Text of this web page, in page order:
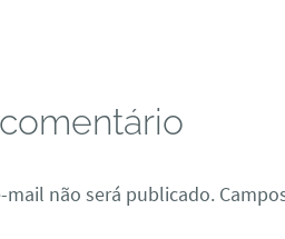
mail não será publicado.